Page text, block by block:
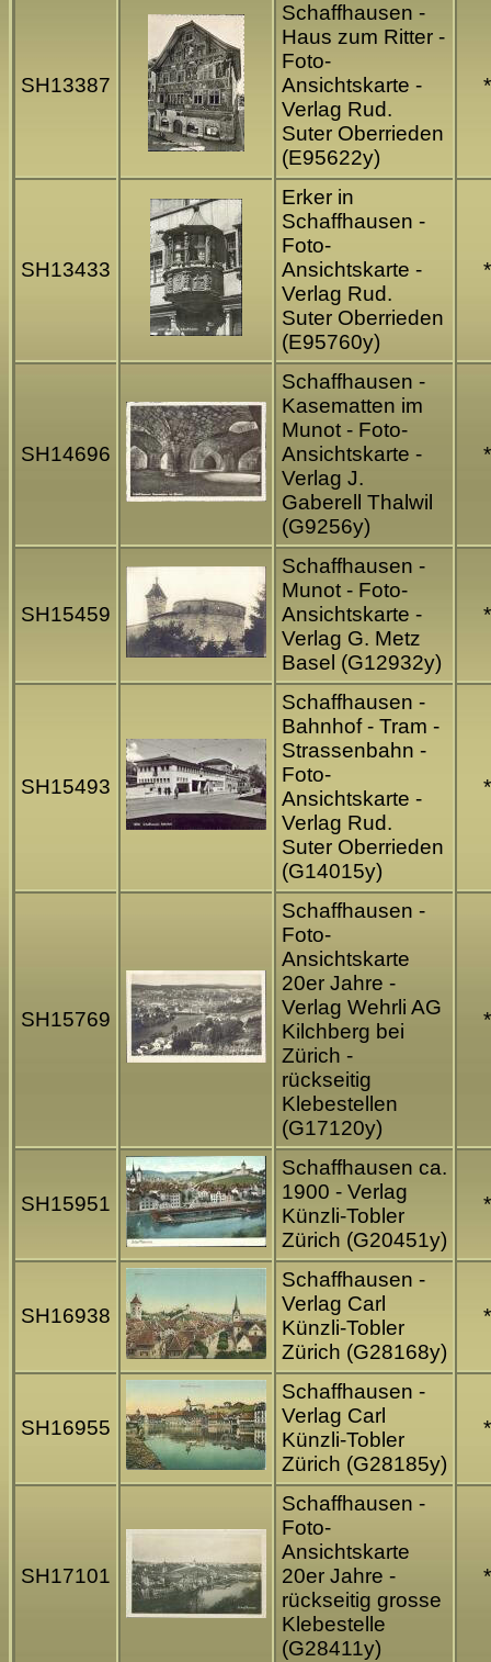
SH13387
Schaffhausen -
Haus zum Ritter -
Foto-
Ansichtskarte -
Verlag Rud.
Suter Oberrieden
(E95622y)
*
SH13433
Erker in
Schaffhausen -
Foto-
Ansichtskarte -
Verlag Rud.
Suter Oberrieden
(E95760y)
*
SH14696
Schaffhausen -
Kasematten im
Munot - Foto-
Ansichtskarte -
Verlag J.
Gaberell Thalwil
(G9256y)
*
SH15459
Schaffhausen -
Munot - Foto-
Ansichtskarte -
Verlag G. Metz
Basel (G12932y)
*
SH15493
Schaffhausen -
Bahnhof - Tram -
Strassenbahn -
Foto-
Ansichtskarte -
Verlag Rud.
Suter Oberrieden
(G14015y)
*
SH15769
Schaffhausen -
Foto-
Ansichtskarte
20er Jahre -
Verlag Wehrli AG
Kilchberg bei
Zürich -
rückseitig
Klebestellen
(G17120y)
*
SH15951
Schaffhausen ca.
1900 - Verlag
Künzli-Tobler
Zürich (G20451y)
*
SH16938
Schaffhausen -
Verlag Carl
Künzli-Tobler
Zürich (G28168y)
*
SH16955
Schaffhausen -
Verlag Carl
Künzli-Tobler
Zürich (G28185y)
*
SH17101
Schaffhausen -
Foto-
Ansichtskarte
20er Jahre -
rückseitig grosse
Klebestelle
(G28411y)
*